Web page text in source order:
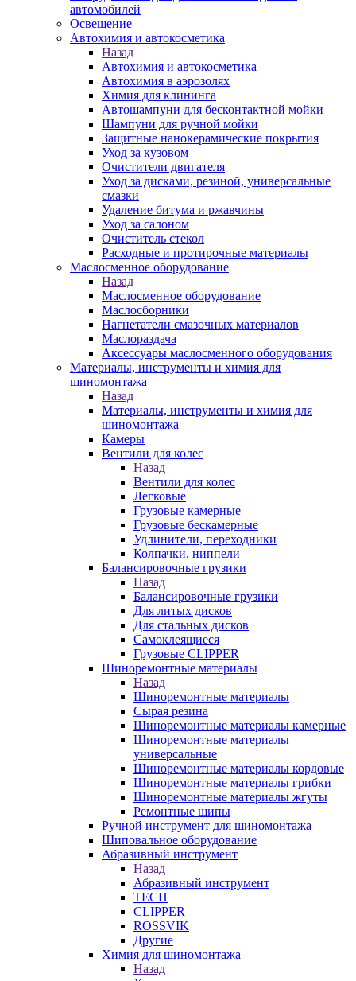
автомобилей
Освещение
Автохимия и автокосметика
Назад
Автохимия и автокосметика
Автохимия в аэрозолях
Химия для клининга
Автошампуни для бесконтактной мойки
Шампуни для ручной мойки
Защитные нанокерамические покрытия
Уход за кузовом
Очистители двигателя
Уход за дисками, резиной, универсальные
смазки
Удаление битума и ржавчины
Уход за салоном
Очиститель стекол
Расходные и протирочные материалы
Маслосменное оборудование
Назад
Маслосменное оборудование
Маслосборники
Нагнетатели смазочных материалов
Маслораздача
Аксессуары маслосменного оборудования
Материалы, инструменты и химия для
шиномонтажа
Назад
Материалы, инструменты и химия для
шиномонтажа
Камеры
Вентили для колес
Назад
Вентили для колес
Легковые
Грузовые камерные
Грузовые бескамерные
Удлинители, переходники
Колпачки, ниппели
Балансировочные грузики
Назад
Балансировочные грузики
Для литых дисков
Для стальных дисков
Самоклеящиеся
Грузовые CLIPPER
Шиноремонтные материалы
Назад
Шиноремонтные материалы
Сырая резина
Шиноремонтные материалы камерные
Шиноремонтные материалы
универсальные
Шиноремонтные материалы кордовые
Шиноремонтные материалы грибки
Шиноремонтные материалы жгуты
Ремонтные шипы
Ручной инструмент для шиномонтажа
Шиповальное оборудование
Абразивный инструмент
Назад
Абразивный инструмент
TECH
CLIPPER
ROSSVIK
Другие
Химия для шиномонтажа
Назад